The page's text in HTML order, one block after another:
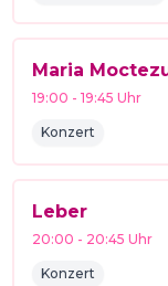
Maria
19:00 -19:45 Uhr
Konzert
Leber
20:00 - 20:45 Uhr
Konzert